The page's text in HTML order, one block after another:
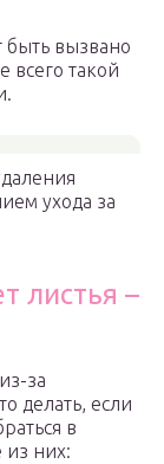
быть вызвано
всего такой
ухода за
листья –
за
делать, если
в
из них: